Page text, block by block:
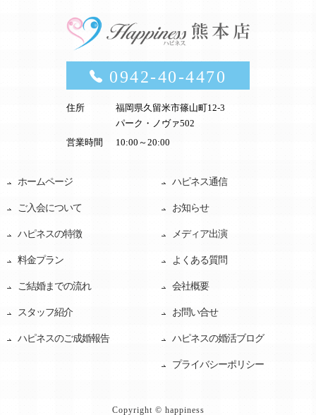
0942-40-4470
住所
福岡県久留米市篠山町12-3
パーク・ノヴァ502
営業時間
10:00～20:00
ホームページ
ご入会について
ハピネスの特徴
料金プラン
ご結婚までの流れ
スタッフ紹介
ハピネスのご成婚報告
ハピネス通信
お知らせ
メディア出演
よくある質問
会社概要
お問い合せ
ハピネスの婚活ブログ
プライバシーポリシー
Copyright © happiness